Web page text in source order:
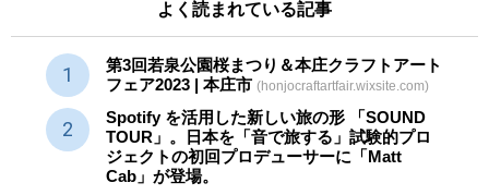
よく読まれている記事
第3回若泉公園桜まつり＆本庄クラフトアート
フェア2023 | 本庄市 (honjocraftartfair.wixsite.com)
Spotify を活用した新しい旅の形 「SOUND
TOUR」。日本を「音で旅する」試験的プロ
ジェクトの初回プロデューサーに「Matt
Cab」が登場。